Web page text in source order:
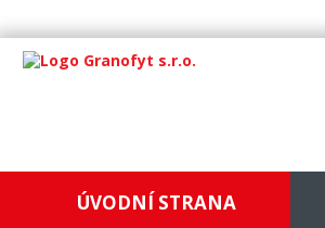
ÚVODNÍ STRANA